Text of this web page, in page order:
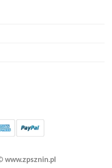
www.zpsznin.pl